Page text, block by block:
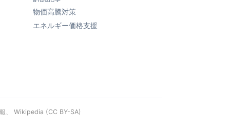
物価高騰対策
エネルギー価格支援
、 Wikipedia (CC BY-SA)